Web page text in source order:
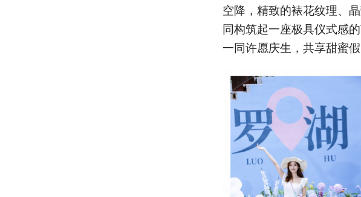
空降，精致的裱花纹理、
同构筑起一座极具仪式感
一同许愿庆生，共享甜蜜假